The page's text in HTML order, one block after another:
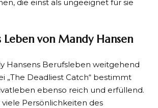
die einst als ungeeignet für sie
Leben von Mandy Hansen
Hansens Berufsleben weitgehend
„The Deadliest Catch“ bestimmt
ebenso reich und erfüllend.
Persönlichkeiten des